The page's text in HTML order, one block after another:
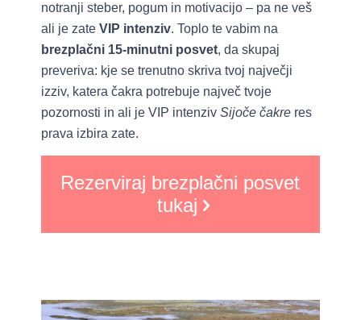
notranji steber, pogum in motivacijo – pa ne veš
ali je zate VIP intenziv. Toplo te vabim na
brezplačni 15-minutni posvet, da skupaj
preveriva: kje se trenutno skriva tvoj največji
izziv, katera čakra potrebuje največ tvoje
pozornosti in ali je VIP intenziv Sijoče čakreres
prava izbira zate.
Rezerviraj brezplačni posvet
tukaj